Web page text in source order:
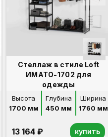
Стеллаж в стиле Loft
ИМАТО-1702 для
одежды
Высота
1700 мм
Глубина
450 мм
Ширина
1760 мм
13 164 ₽ купить